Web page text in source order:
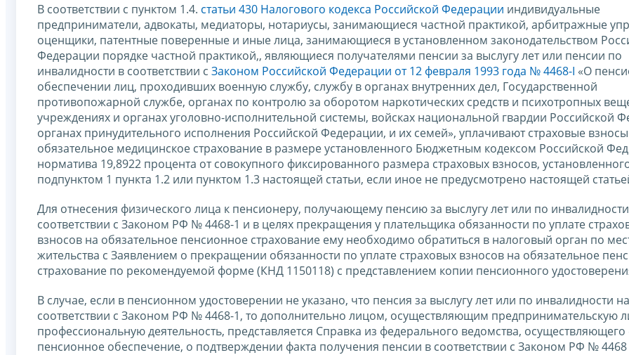
В соответствии с пунктом 1.4. статьи 430 Налогового кодекса Российской Федерации индивидуальные
предприниматели, адвокаты, медиаторы, нотариусы, занимающиеся частной практикой, арбитражные
оценщики, патентные поверенные и иные лица, занимающиеся в установленном законодательством
Федерации порядке частной практикой,, являющиеся получателями пенсии за выслугу лет или пенсии по
инвалидности в соответствии с Законом Российской Федерации от 12 февраля 1993 года № 4468-I «О
обеспечении лиц, проходивших военную службу, службу в органах внутренних дел, Государственной
противопожарной службе, органах по контролю за оборотом наркотических средств и психотропных
учреждениях и органах уголовно-исполнительной системы, войсках национальной гвардии Российской
органах принудительного исполнения Российской Федерации, и их семей», уплачивают страховые
обязательное медицинское страхование в размере установленного Бюджетным кодексом Российской
норматива 19,8922 процента от совокупного фиксированного размера страховых взносов,
подпунктом 1 пункта 1.2 или пунктом 1.3 настоящей статьи, если иное не предусмотрено настоящей
Для отнесения физического лица к пенсионеру, получающему пенсию за выслугу лет или по
соответствии с Законом РФ № 4468-1 и в целях прекращения у плательщика обязанности по уплате
взносов на обязательное пенсионное страхование ему необходимо обратиться в налоговый орган по
жительства с Заявлением о прекращении обязанности по уплате страховых взносов на обязательное
страхование по рекомендуемой форме (КНД 1150118) с представлением копии пенсионного
В случае, если в пенсионном удостоверении не указано, что пенсия за выслугу лет или по инвалидности
соответствии с Законом РФ № 4468-1, то дополнительно лицом, осуществляющим предпринимательскую
профессиональную деятельность, представляется Справка из федерального ведомства, осуществляющего
пенсионное обеспечение, о подтверждении факта получения пенсии в соответствии с Законом РФ № 4468